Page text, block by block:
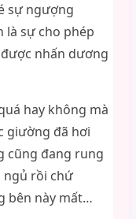
sự ngượng
là sự cho phép
nhấn dương
hay không mà
giường đã hơi
cũng đang rung
ngủ rồi chứ
bên này mất…